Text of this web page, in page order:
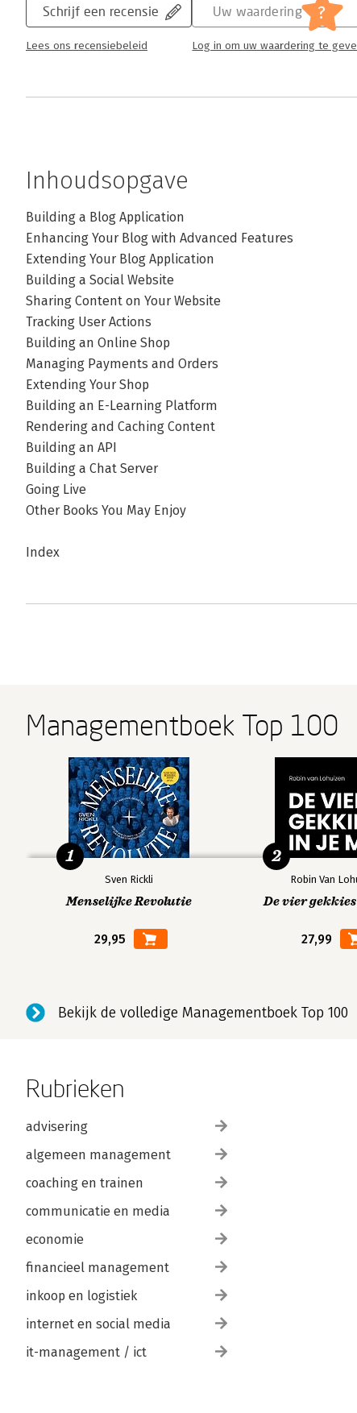
Schrijf een recensie
Lees ons recensiebeleid
Uw waardering ?
Log in om uw waardering te
Inhoudsopgave
Building a Blog Application
Enhancing Your Blog with Advanced Features
Extending Your Blog Application
Building a Social Website
Sharing Content on Your Website
Tracking User Actions
Building an Online Shop
Managing Payments and Orders
Extending Your Shop
Building an E-Learning Platform
Rendering and Caching Content
Building an API
Building a Chat Server
Going Live
Other Books You May Enjoy
Index
Managementboek Top 100
Sven Rickli
Menselijke Revolutie
29,95
1
Robin Van
De vier
27,99
2
Bekijk de volledige Managementboek Top 100
Rubrieken
advisering
algemeen management
coaching en trainen
communicatie en media
economie
financieel management
inkoop en logistiek
internet en social media
it-management / ict